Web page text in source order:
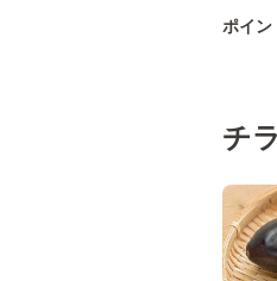
ポイ
チ